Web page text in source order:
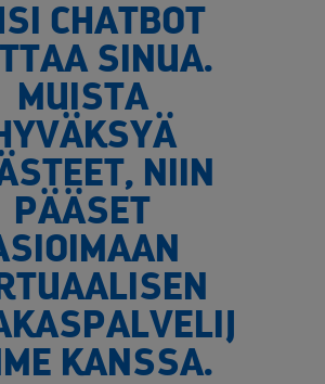
CHATBOT
SINUA.
MUISTA
NIIN
PÄÄSET
KANSSA.